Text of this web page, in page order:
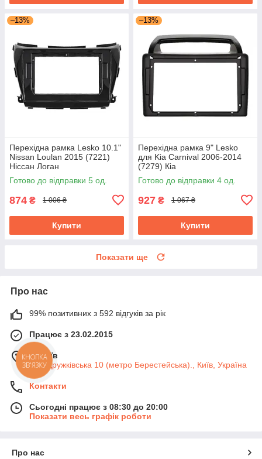
–13%
Перехідна рамка Lesko 10.1"
Nissan Loulan 2015 (7221)
Ніссан Логан
Готово до відправки 5 од.
874 ₴ 1 006 ₴
Купити
–13%
Перехідна рамка 9" Lesko
для Kia Carnival 2006-2014
(7279) Кіа
Готово до відправки 4 од.
927 ₴ 1 067 ₴
Купити
Показати ще
Про нас
99% позитивних з 592 відгуків за рік
Працює з 23.02.2015
м. Київ
вул. Дружківська 10 (метро Берестейська)., Київ, Україна
Контакти
Сьогодні працює з 08:30 до 20:00
Показати весь графік роботи
Про нас
КНОПКА
ЗВ'ЯЗКУ